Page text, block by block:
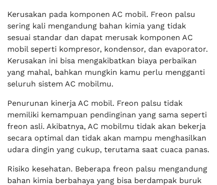
Kerusakan pada komponen AC mobil. Freon palsu
sering kali mengandung bahan kimia yang tidak
sesuai standar dan dapat merusak komponen AC
mobil seperti kompresor, kondensor, dan evaporator.
Kerusakan ini bisa mengakibatkan biaya perbaikan
yang mahal, bahkan mungkin kamu perlu mengganti
seluruh sistem AC mobilmu.
Penurunan kinerja AC mobil. Freon palsu tidak
memiliki kemampuan pendinginan yang sama seperti
freon asli. Akibatnya, AC mobilmu tidak akan bekerja
secara optimal dan tidak akan mampu menghasilkan
udara dingin yang cukup, terutama saat cuaca panas.
Risiko kesehatan. Beberapa freon palsu mengandung
bahan kimia berbahaya yang bisa berdampak buruk